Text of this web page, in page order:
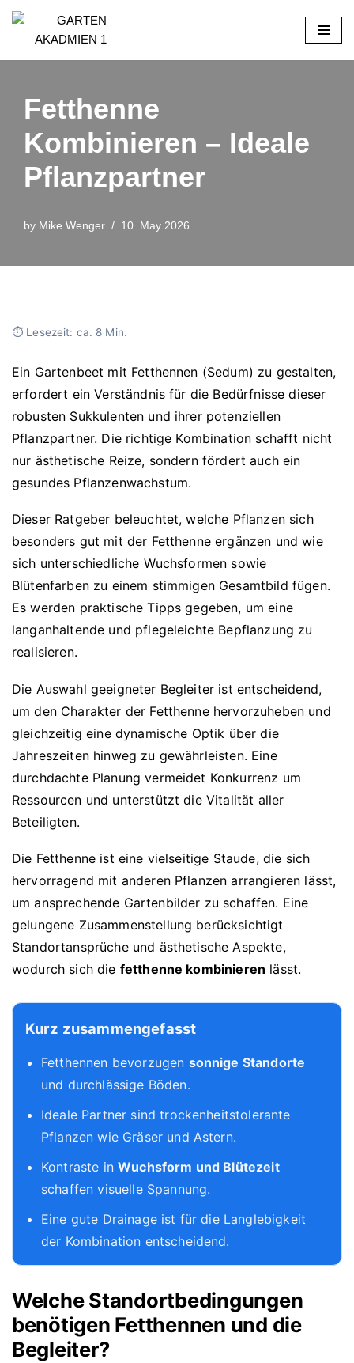
to
Fetthenne
Kombinieren – Ideale
Pflanzpartner
by Mike Wenger 10. May 2026
⏱ Lesezeit: ca. 8 Min.
Ein Gartenbeet mit Fetthennen (Sedum) zu gestalten,
erfordert ein Verständnis für die Bedürfnisse dieser
robusten Sukkulenten und ihrer potenziellen
Pflanzpartner. Die richtige Kombination schafft nicht
nur ästhetische Reize, sondern fördert auch ein
gesundes Pflanzenwachstum.
Dieser Ratgeber beleuchtet, welche Pflanzen sich
besonders gut mit der Fetthenne ergänzen und wie
sich unterschiedliche Wuchsformen sowie
Blütenfarben zu einem stimmigen Gesamtbild fügen.
Es werden praktische Tipps gegeben, um eine
langanhaltende und pflegeleichte Bepflanzung zu
realisieren.
Die Auswahl geeigneter Begleiter ist entscheidend,
um den Charakter der Fetthenne hervorzuheben und
gleichzeitig eine dynamische Optik über die
Jahreszeiten hinweg zu gewährleisten. Eine
durchdachte Planung vermeidet Konkurrenz um
Ressourcen und unterstützt die Vitalität aller
Beteiligten.
Die Fetthenne ist eine vielseitige Staude, die sich
hervorragend mit anderen Pflanzen arrangieren lässt,
um ansprechende Gartenbilder zu schaffen. Eine
gelungene Zusammenstellung berücksichtigt
Standortansprüche und ästhetische Aspekte,
wodurch sich die fetthenne kombinieren lässt.
Kurz zusammengefasst
Fetthennen bevorzugen sonnige Standorte
und durchlässige Böden.
Ideale Partner sind trockenheitstolerante
Pflanzen wie Gräser und Astern.
Kontraste inWuchsform und Blütezeit
schaffen visuelle Spannung.
Eine gute Drainage ist für die Langlebigkeit
der Kombination entscheidend.
Welche Standortbedingungen
benötigen Fetthennen und die
Begleiter?